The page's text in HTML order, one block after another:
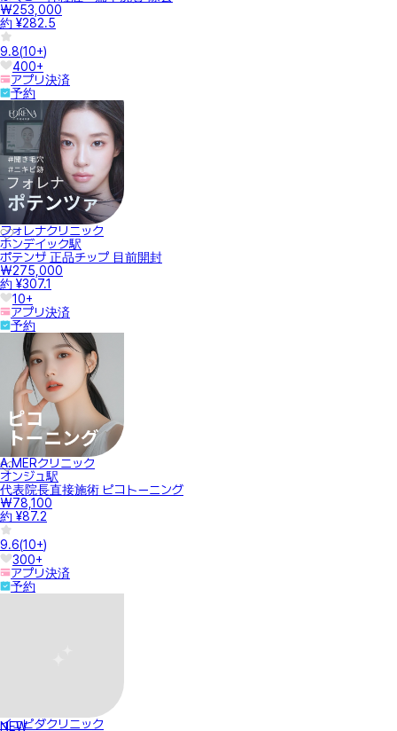
₩253,000
約 ¥282.5
9.8(10+)
400+
アプリ決済
予約
フォレナクリニック
ホンデイック駅
ポテンザ 正品チップ 目前開封
₩275,000
約 ¥307.1
10+
アプリ決済
予約
A.MERクリニック
オンジュ駅
代表院長直接施術 ピコトーニング
₩78,100
約 ¥87.2
9.6(10+)
300+
アプリ決済
予約
NEW
イェピダクリニック